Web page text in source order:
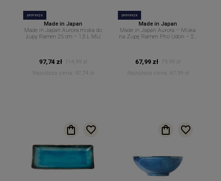
promocja
Made in Japan
Made in Japan Aurora miska do
zupy Ramen 25 cm – 1,3 L MIJ
97,74 zł
114,99 zł
Najniższa cena:
97,74 zł
promocja
Made in Japan
Made in Japan Aurora – Miska
na Zupę Ramen Pho Udon – 20
67,99 zł
79,99 zł
Najniższa cena:
67,99 zł